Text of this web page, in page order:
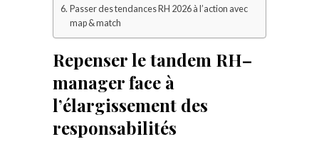
Passer des tendances RH 2026 à l’action avec
map & match
Repenser le tandem RH–
manager face à
l’élargissement des
responsabilités